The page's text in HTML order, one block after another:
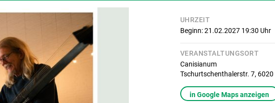
UHRZEIT
Beginn: 21.02.2027 19:30 Uhr
VERANSTALTUNGSORT
Canisianum
Tschurtschenthalerstr. 7, 6020
in Google Maps anzeigen